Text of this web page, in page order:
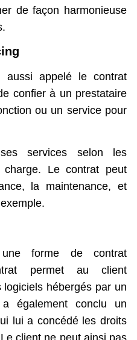
de façon harmonieuse
aussi appelé le contrat
confier à un prestataire
ou un service pour
services selon les
Le contrat peut
la maintenance, et
forme de contrat
permet au client
logiciels hébergés par un
également conclu un
lui a concédé les droits
client ne peut ainsi pas